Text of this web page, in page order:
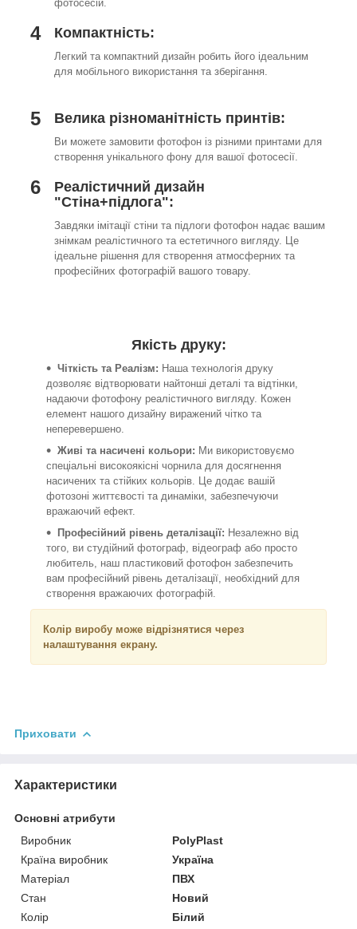
фотосесій.
4 Компактність:
Легкий та компактний дизайн робить його ідеальним
для мобільного використання та зберігання.
5 Велика різноманітність принтів:
Ви можете замовити фотофон із різними принтами для
створення унікального фону для вашої фотосесії.
6
Реалістичний дизайн
"Стіна+підлога":
Завдяки імітації стіни та підлоги фотофон надає вашим
знімкам реалістичного та естетичного вигляду. Це
ідеальне рішення для створення атмосферних та
професійних фотографій вашого товару.
Якість друку:
Чіткість та Реалізм: Наша технологія друку
дозволяє відтворювати найтонші деталі та відтінки,
надаючи фотофону реалістичного вигляду. Кожен
елемент нашого дизайну виражений чітко та
неперевершено.
Живі та насичені кольори: Ми використовуємо
спеціальні високоякісні чорнила для досягнення
насичених та стійких кольорів. Це додає вашій
фотозоні життєвості та динаміки, забезпечуючи
вражаючий ефект.
Професійний рівень деталізації: Незалежно від
того, ви студійний фотограф, відеограф або просто
любитель, наш пластиковий фотофон забезпечить
вам професійний рівень деталізації, необхідний для
створення вражаючих фотографій.
Колір виробу може відрізнятися через
налаштування екрану.
Приховати
Характеристики
Основні атрибути
Виробник
PolyPlast
Країна виробник
Україна
Матеріал
ПВХ
Стан
Новий
Колір
Білий